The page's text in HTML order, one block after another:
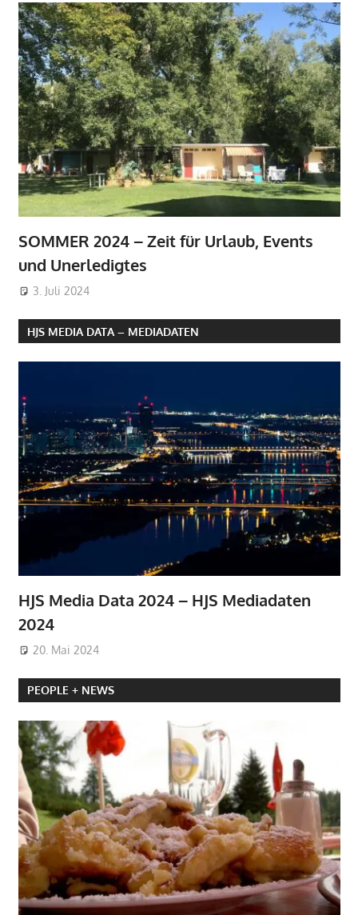
SOMMER 2024 – Zeit für Urlaub, Events
und Unerledigtes
3. Juli 2024
HJS MEDIA DATA – MEDIADATEN
HJS Media Data 2024 – HJS Mediadaten
2024
20. Mai 2024
PEOPLE + NEWS